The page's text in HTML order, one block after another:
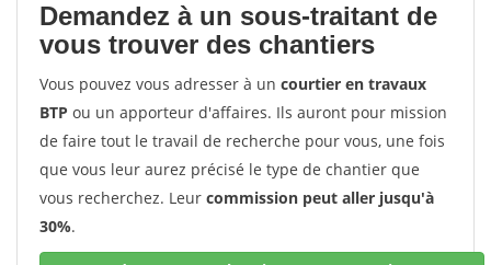
Demandez à un sous-traitant de
vous trouver des chantiers
Vous pouvez vous adresser à un courtier en travaux
BTP ou un apporteur d'affaires. Ils auront pour mission
de faire tout le travail de recherche pour vous, une fois
que vous leur aurez précisé le type de chantier que
vous recherchez. Leur commission peut aller jusqu'à
30%.